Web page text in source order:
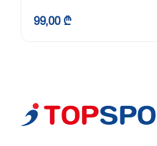
99,00 ₾